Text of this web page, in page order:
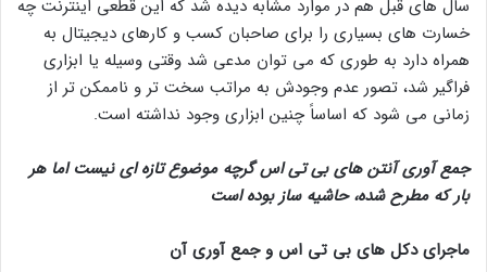
سال های قبل هم در موارد مشابه دیده شد که این قطعی اینترنت چه
خسارت های بسیاری را برای صاحبان کسب و کارهای دیجیتال به
همراه دارد به طوری که می توان مدعی شد وقتی وسیله یا ابزاری
فراگیر شد، تصور عدم وجودش به مراتب سخت تر و ناممکن تر از
زمانی می شود که اساساً چنین ابزاری وجود نداشته است.
جمع آوری آنتن های بی تی اس گرچه موضوع تازه ای نیست اما هر
بار که مطرح شده، حاشیه ساز بوده است
ماجرای دکل های بی تی اس و جمع آوری آن